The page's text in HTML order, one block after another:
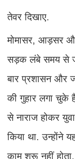
तेवर दिखाए.
मोमासर, आड़सर और
सड़क लंबे समय से
बार प्रशासन और
की गुहार लगा चुके
से नाराज होकर
किया था. उन्होंने
काम शुरू नहीं